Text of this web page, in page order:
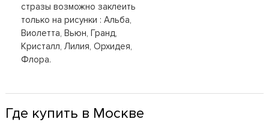
стразы возможно заклеить
только на рисунки : Альба,
Виолетта, Вьюн, Гранд,
Кристалл, Лилия, Орхидея,
Флора.
Где купить в Москве